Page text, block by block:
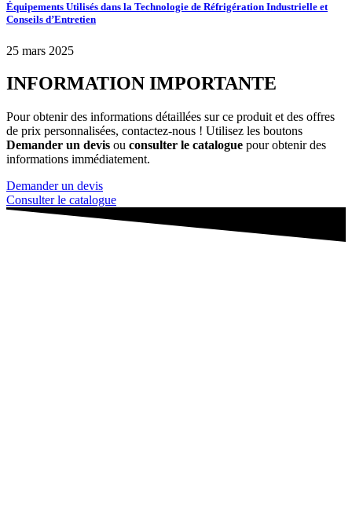
Équipements Utilisés dans la Technologie de Réfrigération Industrielle et
Conseils d’Entretien
25 mars 2025
INFORMATION IMPORTANTE
Pour obtenir des informations détaillées sur ce produit et des offres
de prix personnalisées, contactez-nous ! Utilisez les boutons
Demander un devis ou consulter le catalogue pour obtenir des
informations immédiatement.
Demander un devis
Consulter le catalogue